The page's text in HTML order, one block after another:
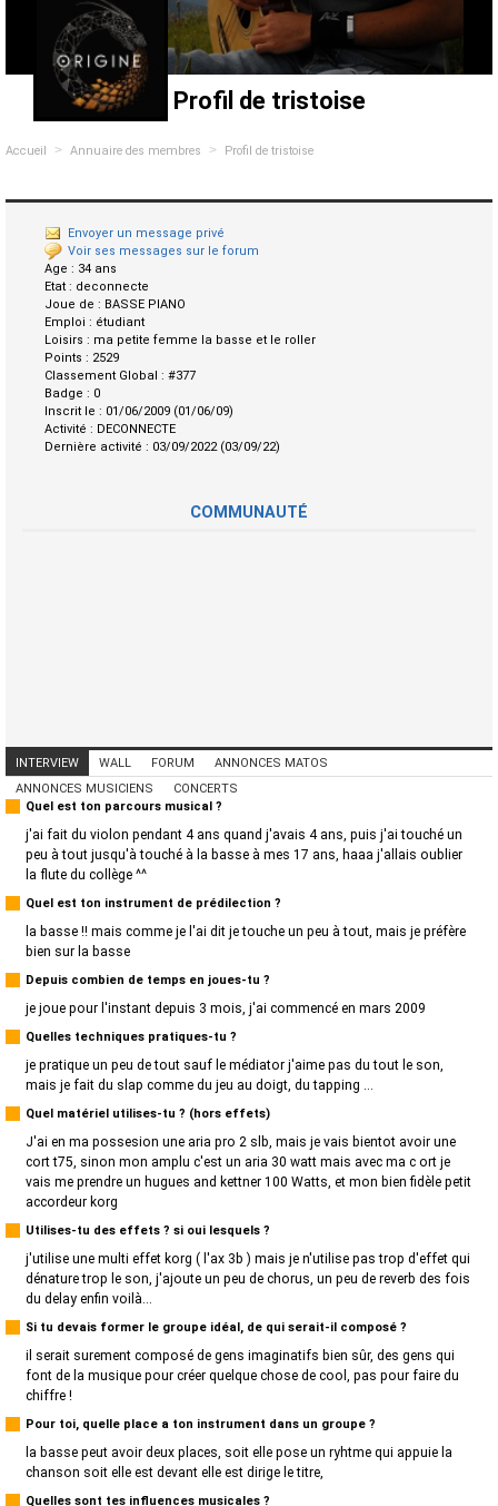
Profil de tristoise
Accueil > Annuaire des membres > Profil de tristoise
Envoyer un message privé
Voir ses messages sur le forum
Age : 34 ans
Etat : deconnecte
Joue de : BASSE PIANO
Emploi : étudiant
Loisirs : ma petite femme la basse et le roller
Points : 2529
Classement Global : #377
Badge : 0
Inscrit le : 01/06/2009 (01/06/09)
Activité : DECONNECTE
Dernière activité : 03/09/2022 (03/09/22)
COMMUNAUTÉ
INTERVIEW WALL FORUM
ANNONCES MATOS
ANNONCES MUSICIENS
CONCERTS
Quel est ton parcours musical ?
j'ai fait du violon pendant 4 ans quand j'avais 4 ans, puis j'ai touché un
peu à tout jusqu'à touché à la basse à mes 17 ans, haaa j'allais oublier
la flute du collège ^^
Quel est ton instrument de prédilection ?
la basse !! mais comme je l'ai dit je touche un peu à tout, mais je préfère
bien sur la basse
Depuis combien de temps en joues-tu ?
je joue pour l'instant depuis 3 mois, j'ai commencé en mars 2009
Quelles techniques pratiques-tu ?
je pratique un peu de tout sauf le médiator j'aime pas du tout le son,
mais je fait du slap comme du jeu au doigt, du tapping ...
Quel matériel utilises-tu ? (hors effets)
J'ai en ma possesion une aria pro 2 slb, mais je vais bientot avoir une
cort t75, sinon mon amplu c'est un aria 30 watt mais avec ma c ort je
vais me prendre un hugues and kettner 100 Watts, et mon bien fidèle petit
accordeur korg
Utilises-tu des effets ? si oui lesquels ?
j'utilise une multi effet korg ( l'ax 3b ) mais je n'utilise pas trop d'effet qui
dénature trop le son, j'ajoute un peu de chorus, un peu de reverb des fois
du delay enfin voilà...
Si tu devais former le groupe idéal, de qui serait-il composé ?
il serait surement composé de gens imaginatifs bien sûr, des gens qui
font de la musique pour créer quelque chose de cool, pas pour faire du
chiffre !
Pour toi, quelle place a ton instrument dans un groupe ?
la basse peut avoir deux places, soit elle pose un ryhtme qui appuie la
chanson soit elle est devant elle est dirige le titre,
Quelles sont tes influences musicales ?